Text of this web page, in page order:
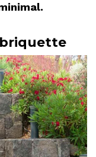
briquette